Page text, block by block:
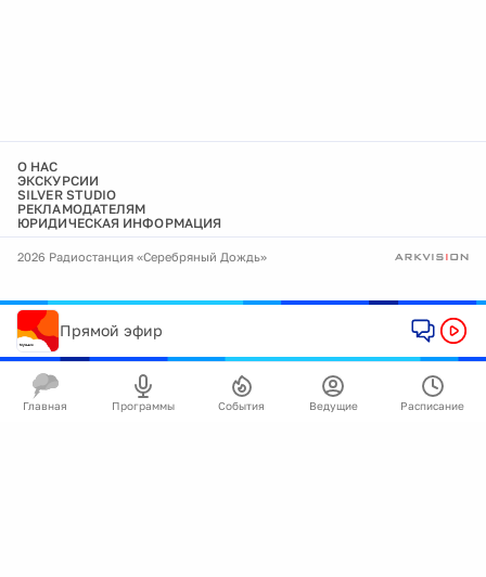
О НАС
ЭКСКУРСИИ
SILVER STUDIO
РЕКЛАМОДАТЕЛЯМ
ЮРИДИЧЕСКАЯ ИНФОРМАЦИЯ
2026 Радиостанция «Серебряный Дождь»
Прямой эфир
Главная Программы События Ведущие Расписание